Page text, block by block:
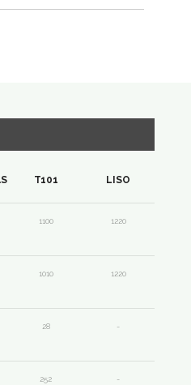
T101 LISO
1100 1220
1010 1220
28 -
252 -